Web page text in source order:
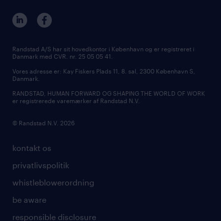
MSP & RPO
ledige stillinger i Aalborg
ledige stillinger i Kolding
vores afdelinger
bliv vores kollega
presse
kontakt os
privatlivspolitik
whistleblowerordning
be aware
responsible disclosure
Randstad A/S har sit hovedkontor i København og er registreret i
Danmark med CVR. nr. 25 05 05 41.
Vores adresse er: Kay Fiskers Plads 11, 8. sal, 2300 København S,
Danmark.
RANDSTAD, HUMAN FORWARD OG SHAPING THE WORLD OF WORK
er registrerede varemærker af Randstad N.V.
© Randstad N.V. 2026